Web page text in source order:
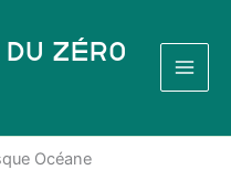
du Zéro
Océane